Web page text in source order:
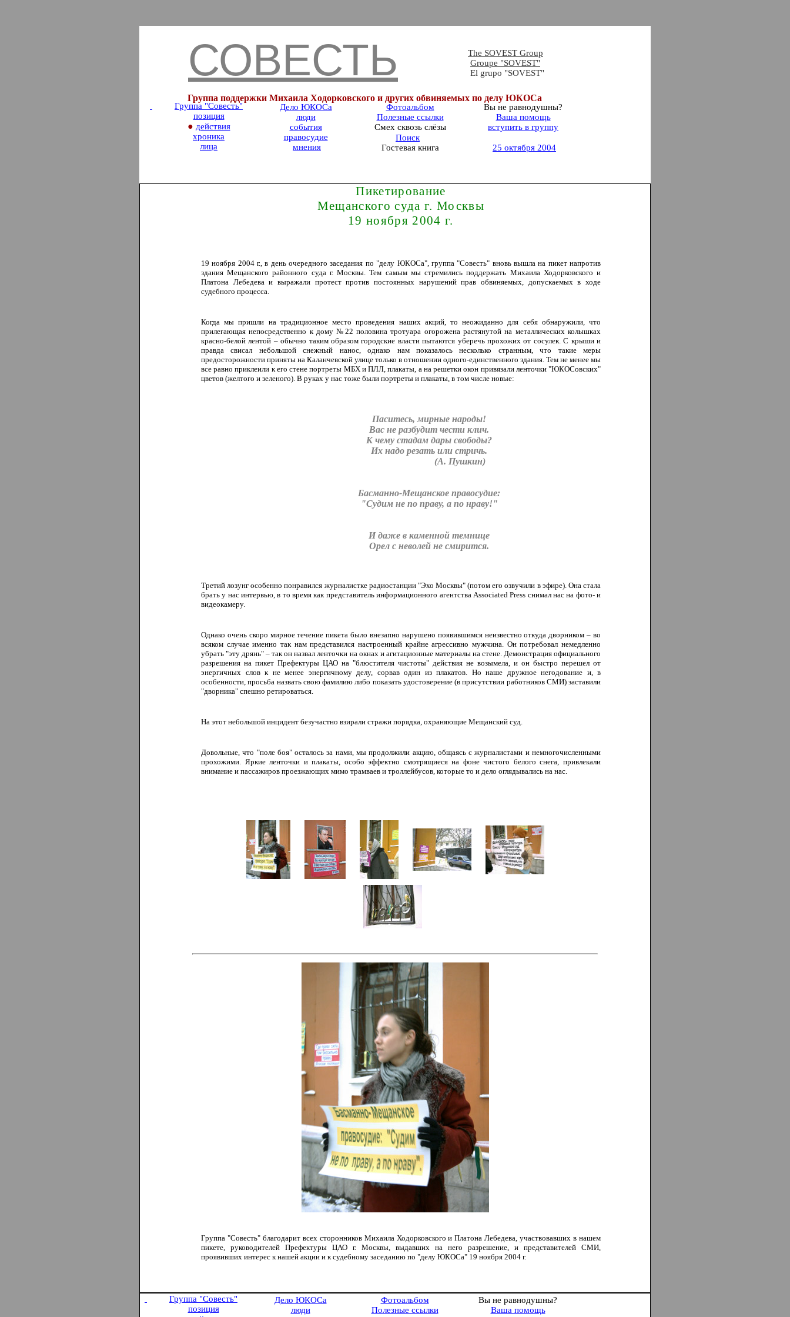
Группа поддержки Михаила Ходорковского и других обвиняемых по делу ЮКОСа
The SOVEST Group
Groupe "SOVEST"
El grupo "SOVEST"
СОВЕСТЬ
Группа "Совесть"
позиция
● действия
хроника
лица
Фотоальбом
Полезные ссылки
Смех сквозь слёзы
Поиск
Гостевая книга
Дело ЮКОСа
люди
события
правосудие
мнения
Вы не равнодушны?
Ваша помощь
вступить в группу
25 октября 2004
Пикетирование
Мещанского суда г. Москвы
19 ноября 2004 г.
19 ноября 2004 г., в день очередного заседания по "делу ЮКОСа", группа "Совесть" вновь вышла на пикет напротив
здания Мещанского районного суда г. Москвы. Тем самым мы стремились поддержать Михаила Ходорковского и
Платона Лебедева и выражали протест против постоянных нарушений прав обвиняемых, допускаемых в ходе
судебного процесса.
Когда мы пришли на традиционное место проведения наших акций, то неожиданно для себя обнаружили, что
прилегающая непосредственно к дому №22 половина тротуара огорожена растянутой на металлических колышках
красно-белой лентой – обычно таким образом городские власти пытаются уберечь прохожих от сосулек. С крыши и
правда свисал небольшой снежный нанос, однако нам показалось несколько странным, что такие меры
предосторожности приняты на Каланчевской улице только в отношении одного-единственного здания. Тем не менее мы
все равно приклеили к его стене портреты МБХ и ПЛЛ, плакаты, а на решетки окон привязали ленточки "ЮКОСовских"
цветов (желтого и зеленого). В руках у нас тоже были портреты и плакаты, в том числе новые:
Паситесь, мирные народы!
Вас не разбудит чести клич.
К чему стадам дары свободы?
Их надо резать или стричь.
(А. Пушкин)
Басманно-Мещанское правосудие:
"Судим не по праву, а по нраву!"
И даже в каменной темнице
Орел с неволей не смирится.
Третий лозунг особенно понравился журналистке радиостанции "Эхо Москвы" (потом его озвучили в эфире). Она стала
брать у нас интервью, в то время как представитель информационного агентства Associated Press снимал нас на фото- и
видеокамеру.
Однако очень скоро мирное течение пикета было внезапно нарушено появившимся неизвестно откуда дворником – во
всяком случае именно так нам представился настроенный крайне агрессивно мужчина. Он потребовал немедленно
убрать "эту дрянь" – так он назвал ленточки на окнах и агитационные материалы на стене. Демонстрация официального
разрешения на пикет Префектуры ЦАО на "блюстителя чистоты" действия не возымела, и он быстро перешел от
энергичных слов к не менее энергичному делу, сорвав один из плакатов. Но наше дружное негодование и, в
особенности, просьба назвать свою фамилию либо показать удостоверение (в присутствии работников СМИ) заставили
"дворника" спешно ретироваться.
На этот небольшой инцидент безучастно взирали стражи порядка, охраняющие Мещанский суд.
Довольные, что "поле боя" осталось за нами, мы продолжили акцию, общаясь с журналистами и немногочисленными
прохожими. Яркие ленточки и плакаты, особо эффектно смотрящиеся на фоне чистого белого снега, привлекали
внимание и пассажиров проезжающих мимо трамваев и троллейбусов, которые то и дело оглядывались на нас.
Группа "Совесть" благодарит всех сторонников Михаила Ходорковского и Платона Лебедева, участвовавших в нашем
пикете, руководителей Префектуры ЦАО г. Москвы, выдавших на него разрешение, и представителей СМИ,
проявивших интерес к нашей акции и к судебному заседанию по "делу ЮКОСа" 19 ноября 2004 г.
Группа "Совесть"
позиция
Фотоальбом
Полезные ссылки
Дело ЮКОСа
люди
Вы не равнодушны?
Ваша помощь